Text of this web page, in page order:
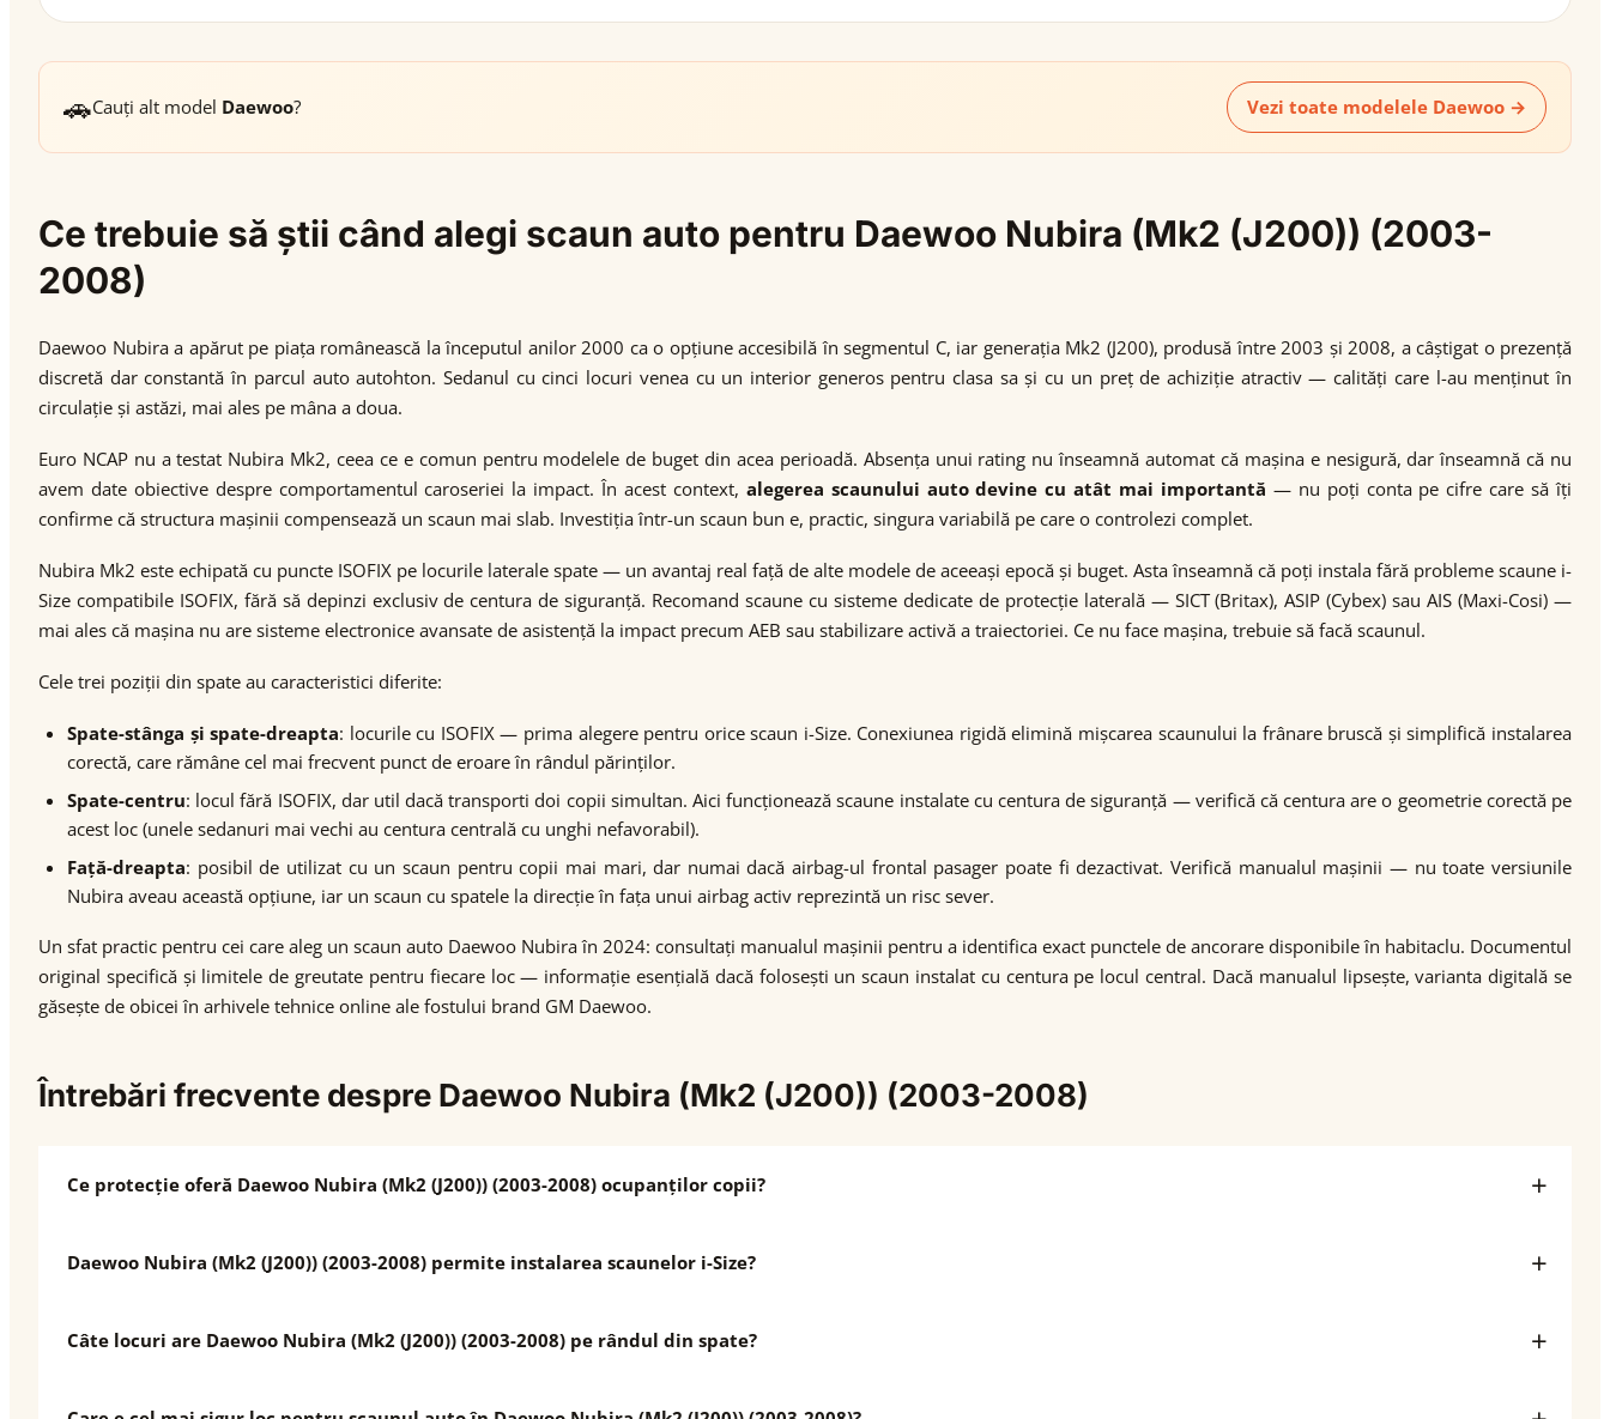
🚗Cauți alt model Daewoo? Vezi toate modelele Daewoo →
Ce trebuie să știi când alegi scaun auto pentru Daewoo Nubira (Mk2 (J200)) (2003-
2008)
Daewoo Nubira a apărut pe piața românească la începutul anilor 2000 ca o opțiune accesibilă în segmentul C, iar generația Mk2 (J200), produsă între 2003 și 2008, a câștigat o prezență
discretă dar constantă în parcul auto autohton. Sedanul cu cinci locuri venea cu un interior generos pentru clasa sa și cu un preț de achiziție atractiv — calități care l-au menținut în
circulație și astăzi, mai ales pe mâna a doua.
Euro NCAP nu a testat Nubira Mk2, ceea ce e comun pentru modelele de buget din acea perioadă. Absența unui rating nu înseamnă automat că mașina e nesigură, dar înseamnă că nu
avem date obiective despre comportamentul caroseriei la impact. În acest context, alegerea scaunului auto devine cu atât mai importantă — nu poți conta pe cifre care să îți
confirme că structura mașinii compensează un scaun mai slab. Investiția într-un scaun bun e, practic, singura variabilă pe care o controlezi complet.
Nubira Mk2 este echipată cu puncte ISOFIX pe locurile laterale spate — un avantaj real față de alte modele de aceeași epocă și buget. Asta înseamnă că poți instala fără probleme scaune i-
Size compatibile ISOFIX, fără să depinzi exclusiv de centura de siguranță. Recomand scaune cu sisteme dedicate de protecție laterală — SICT (Britax), ASIP (Cybex) sau AIS (Maxi-Cosi) —
mai ales că mașina nu are sisteme electronice avansate de asistență la impact precum AEB sau stabilizare activă a traiectoriei. Ce nu face mașina, trebuie să facă scaunul.
Cele trei poziții din spate au caracteristici diferite:
Spate-stânga și spate-dreapta: locurile cu ISOFIX — prima alegere pentru orice scaun i-Size. Conexiunea rigidă elimină mișcarea scaunului la frânare bruscă și simplifică instalarea
corectă, care rămâne cel mai frecvent punct de eroare în rândul părinților.
Spate-centru: locul fără ISOFIX, dar util dacă transporti doi copii simultan. Aici funcționează scaune instalate cu centura de siguranță — verifică că centura are o geometrie corectă pe
acest loc (unele sedanuri mai vechi au centura centrală cu unghi nefavorabil).
Față-dreapta: posibil de utilizat cu un scaun pentru copii mai mari, dar numai dacă airbag-ul frontal pasager poate fi dezactivat. Verifică manualul mașinii — nu toate versiunile
Nubira aveau această opțiune, iar un scaun cu spatele la direcție în fața unui airbag activ reprezintă un risc sever.
Un sfat practic pentru cei care aleg un scaun auto Daewoo Nubira în 2024: consultați manualul mașinii pentru a identifica exact punctele de ancorare disponibile în habitaclu. Documentul
original specifică și limitele de greutate pentru fiecare loc — informație esențială dacă folosești un scaun instalat cu centura pe locul central. Dacă manualul lipsește, varianta digitală se
găsește de obicei în arhivele tehnice online ale fostului brand GM Daewoo.
Întrebări frecvente despre Daewoo Nubira (Mk2 (J200)) (2003-2008)
Ce protecție oferă Daewoo Nubira (Mk2 (J200)) (2003-2008) ocupanților copii?
Daewoo Nubira (Mk2 (J200)) (2003-2008) permite instalarea scaunelor i-Size?
Câte locuri are Daewoo Nubira (Mk2 (J200)) (2003-2008) pe rândul din spate?